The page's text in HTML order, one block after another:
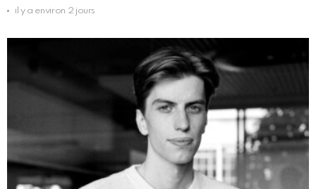
il y a environ 2 jours